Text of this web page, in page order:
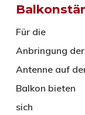
Für die
Anbringung der
Antenne auf
Balkon bieten
sich